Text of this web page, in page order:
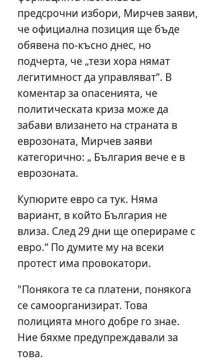
предсрочни избори, Мирчев заяви,
че официална позиция ще бъде
обявена по-късно днес, но
подчерта, че „тези хора нямат
легитимност да управляват“. В
коментар за опасенията, че
политическата криза може да
забави влизането на страната в
еврозоната, Мирчев заяви
категорично: „ България вече е в
еврозоната.
Купюрите евро са тук. Няма
вариант, в който България не
влиза. След 29 дни ще оперираме с
евро.“ По думите му на всеки
протест има провокатори.
"Понякога те са платени, понякога
се самоорганизират. Това
полицията много добре го знае.
Ние бяхме предупреждавали за
това.